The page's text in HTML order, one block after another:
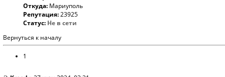
Откуда: Мариуполь
Репутация:23925
Статус: Не в сети
Вернуться к началу
1